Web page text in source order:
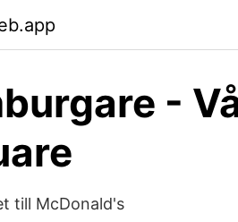
-
till McDonald's